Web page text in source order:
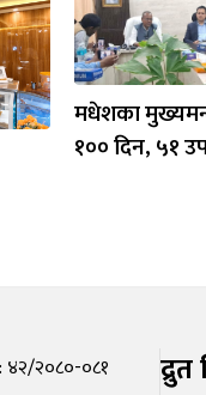
मधेशका
१०० दिन, ५१
४२/२०८०-०८१